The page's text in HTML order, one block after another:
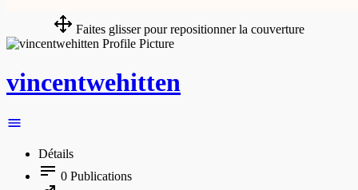
Faites glisser pour repositionner la couverture
vincentwehitten
Détails
0 Publications